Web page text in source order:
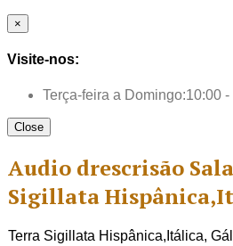
×
Visite-nos:
Terça-feira a Domingo:10:00
Close
Audio drescrisão
Sigillata
Terra Sigillata Hispânica,Itálica,